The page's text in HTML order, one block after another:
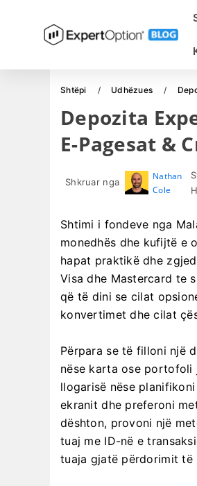
Shtëpi Udhëzues
Depozita
E-Pagesat &
Shkruar nga
Nathan
Cole
Shtimi i fondeve nga
monedhës dhe kufijtë e
hapat praktikë dhe
Visa dhe Mastercard te
që të dini se cilat
konvertimet dhe cilat
Përpara se të filloni një
nëse karta ose portofoli
llogarisë nëse
ekranit dhe preferoni
dështon, provoni një
tuaj me ID-në e
tuaja gjatë përdorimit të